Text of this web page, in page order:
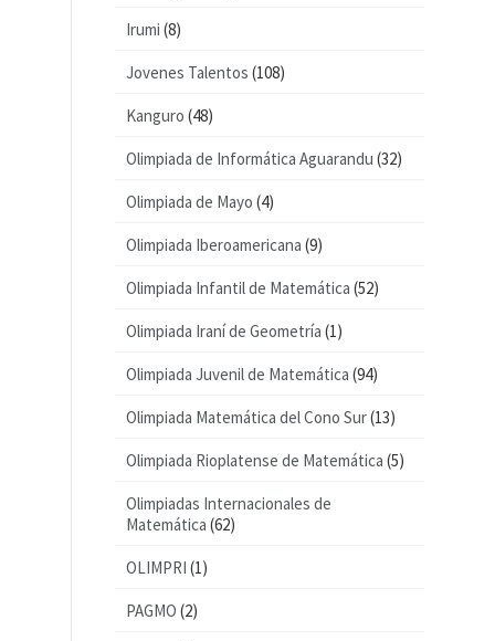
Irumi (8)
Jovenes Talentos (108)
Kanguro (48)
Olimpiada de Informática Aguarandu (32)
Olimpiada de Mayo (4)
Olimpiada Iberoamericana (9)
Olimpiada Infantil de Matemática (52)
Olimpiada Iraní de Geometría (1)
Olimpiada Juvenil de Matemática (94)
Olimpiada Matemática del Cono Sur(13)
Olimpiada Rioplatense de Matemática (5)
Olimpiadas Internacionales de
Matemática (62)
OLIMPRI (1)
PAGMO (2)